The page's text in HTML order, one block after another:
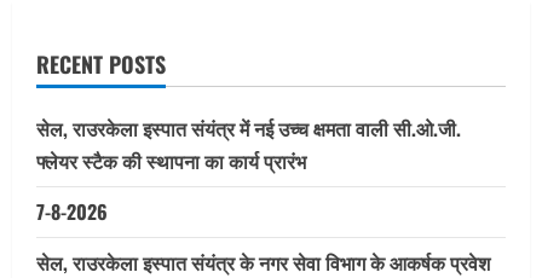
RECENT POSTS
सेल, राउरकेला इस्पात संयंत्र में नई उच्च क्षमता वाली सी.ओ.जी.
फ्लेयर स्टैक की स्थापना का कार्य प्रारंभ
7-8-2026
सेल, राउरकेला इस्पात संयंत्र के नगर सेवा विभाग के आकर्षक प्रवेश